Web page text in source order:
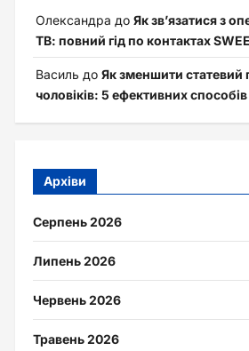
Олександра до Як зв’язатися з
ТВ: повний гід по контактах
Василь до Як зменшити статевий
чоловіків: 5 ефективних способів
Архіви
Серпень 2026
Липень 2026
Червень 2026
Травень 2026